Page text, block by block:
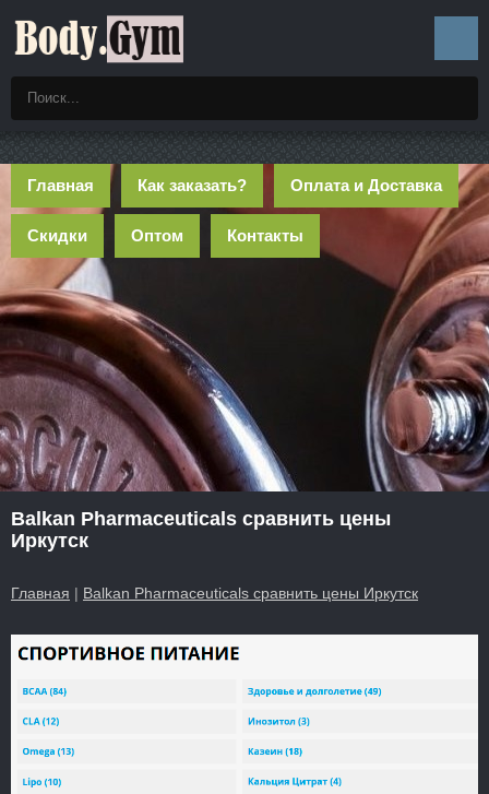
Главная Как заказать? Оплата и Доставка
Скидки Оптом Контакты
Balkan Pharmaceuticals сравнить цены
Иркутск
Главная | Balkan Pharmaceuticals сравнить цены Иркутск